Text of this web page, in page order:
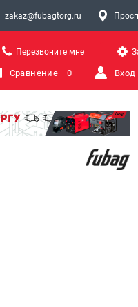
zakaz@fubagtorg.ru
Перезвоните мне
Сравнение 0 Вход